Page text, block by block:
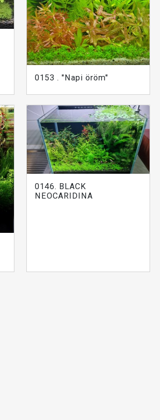
0153 . "Napi öröm"
0146. BLACK
NEOCARIDINA